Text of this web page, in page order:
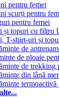
pentru femei
scurți pentru
pentru femei
și topuri cu filtru
T-shirt-uri și
de
de ploaie
de trekking
din lână
termoactivă